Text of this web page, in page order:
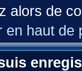
alors de
en haut de